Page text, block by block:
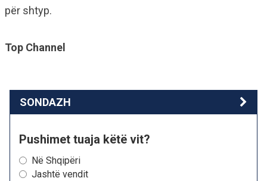
për shtyp.
Top Channel
SONDAZH
Pushimet tuaja këtë vit?
Në Shqipëri
Jashtë vendit